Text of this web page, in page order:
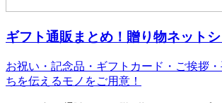
ギフト通販まとめ！贈り物ネット
お祝い・記念品・ギフトカード・ご挨拶
ちを伝えるモノをご用意！